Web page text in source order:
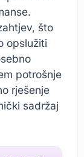
što
opslužiti
potrošnje
rješenje
sadržaj